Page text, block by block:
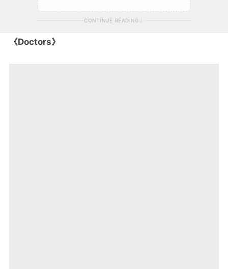
CONTINUE READING
《Doctors》